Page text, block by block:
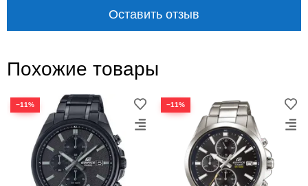
Оставить отзыв
Похожие товары
−11% −11%